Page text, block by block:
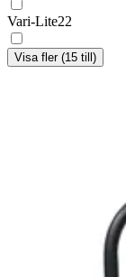
Vari-Lite22
Visa fler (15 till)